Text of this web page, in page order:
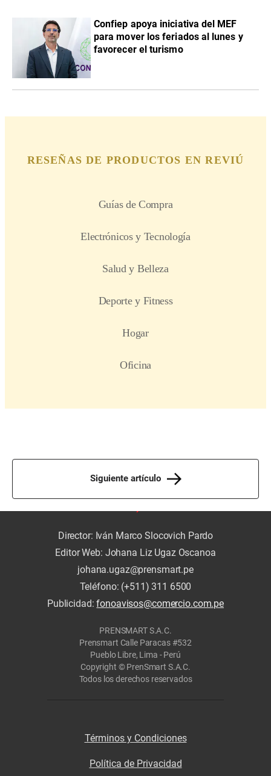
Confiep apoya iniciativa del MEF
para mover los feriados al lunes y
favorecer el turismo
Siguiente artículo
Director: Iván Marco Slocovich Pardo
Editor Web: Johana Liz Ugaz Oscanoa
johana.ugaz@prensmart.pe
Teléfono: (+511) 311 6500
Publicidad:fonoavisos@comercio.com.pe
PRENSMART S.A.C.
Prensmart Calle Paracas #532
Pueblo Libre, Lima - Perú
Copyright © PrenSmart S.A.C.
Todos los derechos reservados
Términos y Condiciones
Política de Privacidad